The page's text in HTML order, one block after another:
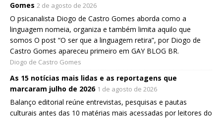
Gomes 2 de agosto de 2026
O psicanalista Diogo de Castro Gomes aborda como a
linguagem nomeia, organiza e também limita aquilo que
somos O post “O ser que a linguagem retira”, por Diogo de
Castro Gomes apareceu primeiro em GAY BLOG BR.
Diogo de Castro Gomes
As 15 notícias mais lidas e as reportagens que
marcaram julho de 2026 1 de agosto de 2026
Balanço editorial reúne entrevistas, pesquisas e pautas
culturais antes das 10 matérias mais acessadas por leitores do